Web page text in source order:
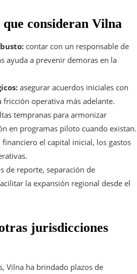
consideran Vilna
contar con un responsable de
ayuda a prevenir demoras en la
asegurar acuerdos iniciales con
operativa más adelante.
tempranas para armonizar
en programas piloto cuando existan.
el capital inicial, los gastos
de reporte, separación de
la expansión regional desde el
jurisdicciones
Vilna ha brindado plazos de